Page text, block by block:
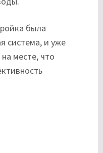
была
система, и уже
месте, что